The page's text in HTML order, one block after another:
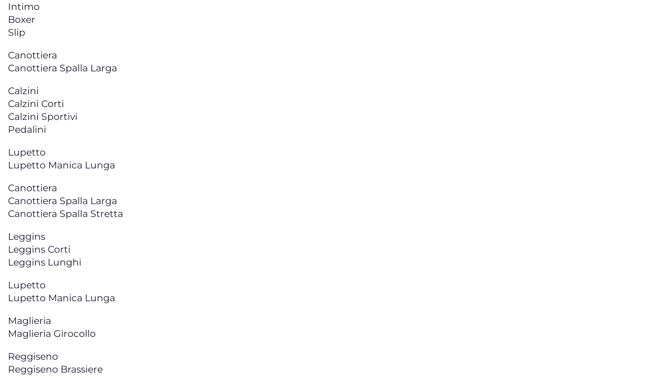
Intimo
Boxer
Slip
Canottiera
Canottiera Spalla Larga
Calzini
Calzini Corti
Calzini Sportivi
Pedalini
Lupetto
Lupetto Manica Lunga
Canottiera
Canottiera Spalla Larga
Canottiera Spalla Stretta
Leggins
Leggins Corti
Leggins Lunghi
Lupetto
Lupetto Manica Lunga
Maglieria
Maglieria Girocollo
Reggiseno
Reggiseno Brassiere